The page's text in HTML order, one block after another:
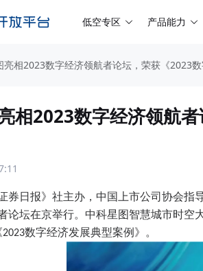
低空专区 产品能力
亮相2023数字经济领航者论坛，荣获《2023
相2023数字经济领航
券日报》社主办，中国上市公司协会
论坛在京举行。中科星图智慧城市时空
2023数字经济发展典型案例》。